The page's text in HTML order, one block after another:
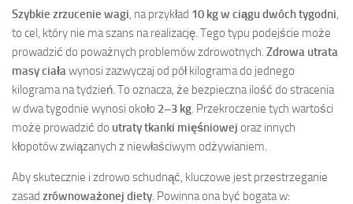
Szybkie zrzucenie wagi , na przykład 10 kg w ciągu dwóch tygodni
to cel, który nie ma szans na realizację. Tego typu podejście może
prowadzić do poważnych problemów zdrowotnych. Zdrowa utrata
masy ciała wynosi zazwyczaj od pół kilograma do jednego
kilograma na tydzień. To oznacza, że bezpieczna ilość do stracenia
w dwa tygodnie wynosi około 2–3 kg . Przekroczenie tych wartości
może prowadzić do utraty tkanki mięśniowej oraz innych
kłopotów związanych z niewłaściwym odżywianiem.
Aby skutecznie i zdrowo schudnąć, kluczowe jest przestrzeganie
zasad zrównoważonej diety . Powinna ona być bogata w: